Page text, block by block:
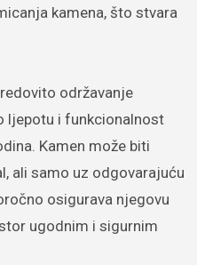
kamena, što stvara
održavanje
ljepotu i funkcionalnost
Kamen može biti
ali samo uz odgovarajuću
osigurava njegovu
ugodnim i sigurnim